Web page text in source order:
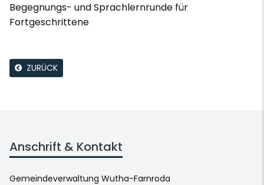
Begegnungs- und Sprachlernrunde für
Fortgeschrittene
ZURÜCK
Anschrift & Kontakt
Gemeindeverwaltung Wutha-Farnroda